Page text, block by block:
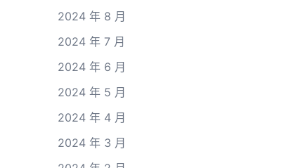
2024 年 8 月
2024 年 7 月
2024 年 6 月
2024 年 5 月
2024 年 4 月
2024 年 3 月